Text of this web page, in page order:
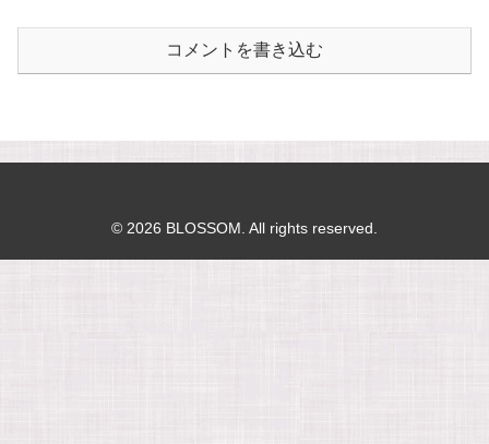
コメントを書き込む
© 2026 BLOSSOM. All rights reserved.